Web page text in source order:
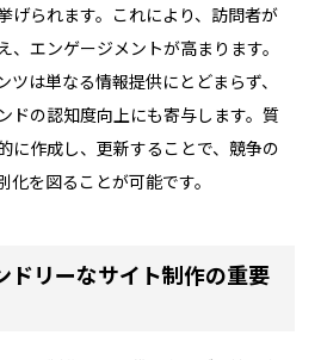
げられます。これにより、訪問者が
、エンゲージメントが高まります。
は単なる情報提供にとどまらず、
ドの認知度向上にも寄与します。質
に作成し、更新することで、競争の
を図ることが可能です。
ドリーなサイト制作の重要